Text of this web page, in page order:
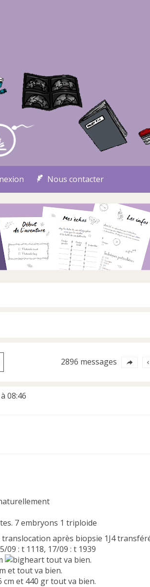
Nous contacter
avancée 2896 messages
08:46
7 embryons 1 triploide
après biopsie 1J4
09 : t 1118, 17/09 : t 1939
tout va bien.
et tout va bien.
cm et 440 gr tout va bien.